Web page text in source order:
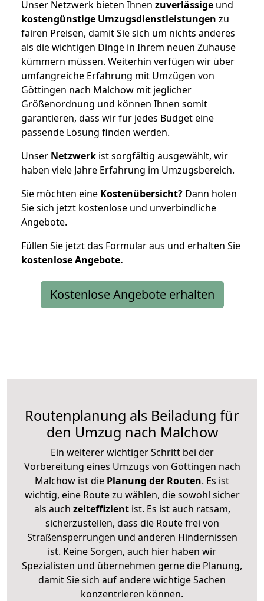
Unser Netzwerk bieten Ihnen zuverlässige und
kostengünstige Umzugsdienstleistungen zu
fairen Preisen, damit Sie sich um nichts anderes
als die wichtigen Dinge in Ihrem neuen Zuhause
kümmern müssen. Weiterhin verfügen wir über
umfangreiche Erfahrung mit Umzügen von
Göttingen nach Malchow mit jeglicher
Größenordnung und können Ihnen somit
garantieren, dass wir für jedes Budget eine
passende Lösung finden werden.
Unser Netzwerk ist sorgfältig ausgewählt, wir
haben viele Jahre Erfahrung im Umzugsbereich.
Sie möchten eine Kostenübersicht? Dann holen
Sie sich jetzt kostenlose und unverbindliche
Angebote.
Füllen Sie jetzt das Formular aus und erhalten Sie
kostenloseAngebote.
Kostenlose Angebote erhalten
Routenplanung als Beiladung für
den Umzug nach Malchow
Ein weiterer wichtiger Schritt bei der
Vorbereitung eines Umzugs von Göttingen nach
Malchow ist die Planung der Routen. Es ist
wichtig, eine Route zu wählen, die sowohl sicher
als auch zeiteffizientist. Es ist auch ratsam,
sicherzustellen, dass die Route frei von
Straßensperrungen und anderen Hindernissen
ist. Keine Sorgen, auch hier haben wir
Spezialisten und übernehmen gerne die Planung,
damit Sie sich auf andere wichtige Sachen
konzentrieren können.